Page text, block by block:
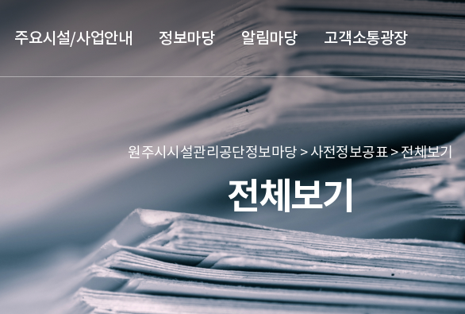
본문 바로가기
메뉴 바로가기
주요시설/사업안내 정보마당 알림마당 고객소통광장
원주시시설관리공단정보마당 > 사전정보공표 > 전체보기
전체보기